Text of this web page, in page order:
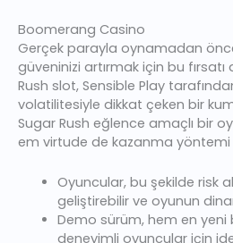
Boomerang Casino
Gerçek parayla oynamadan
güveninizi artırmak için bu
Rush slot, Sensible Play
volatilitesiyle dikkat çeken bir
Sugar Rush eğlence amaçlı bir
em virtude de kazanma
Oyuncular, bu şekilde risk
geliştirebilir ve oyunun
Demo sürüm, hem en
deneyimli oyuncular için